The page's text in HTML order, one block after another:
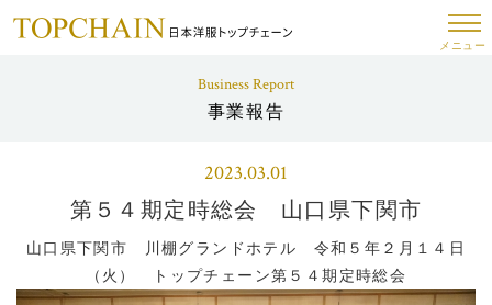
メニュー
Business Report
事業報告
2023.03.01
第５４期定時総会 山口県下関市
山口県下関市 川棚グランドホテル 令和５年２月１４日
（火） トップチェーン第５４期定時総会